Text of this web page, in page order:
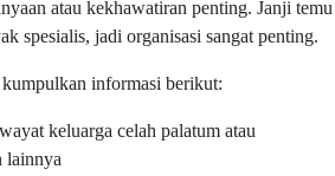
atau kekhawatiran penting. Janji temu
spesialis, jadi organisasi sangat penting.
informasi berikut:
keluarga celah palatum atau
lainnya